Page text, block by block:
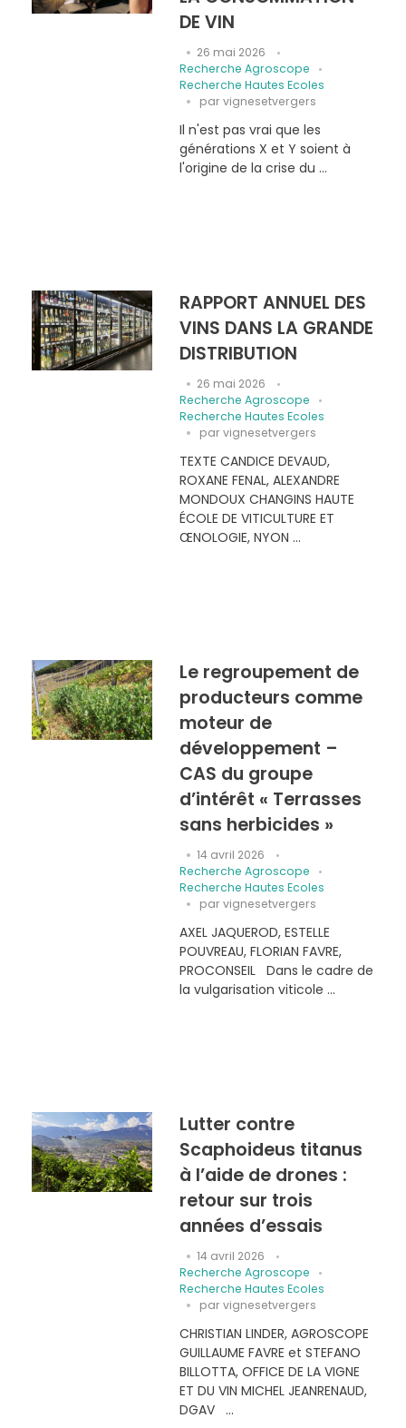
DE VIN
26 mai 2026
Recherche Agroscope
Recherche Hautes Ecoles
par vignesetvergers
Il n'est pas vrai que les
générations X et Y soient à
l'origine de la crise du ...
RAPPORT ANNUEL DES
VINS DANS LA GRANDE
DISTRIBUTION
26 mai 2026
Recherche Agroscope
Recherche Hautes Ecoles
par vignesetvergers
TEXTE CANDICE DEVAUD,
ROXANE FENAL, ALEXANDRE
MONDOUX CHANGINS HAUTE
ÉCOLE DE VITICULTURE ET
ŒNOLOGIE, NYON ...
Le regroupement de
producteurs comme
moteur de
développement –
CAS du groupe
d’intérêt « Terrasses
sans herbicides »
14 avril 2026
Recherche Agroscope
Recherche Hautes Ecoles
par vignesetvergers
AXEL JAQUEROD, ESTELLE
POUVREAU, FLORIAN FAVRE,
PROCONSEIL Dans le cadre de
la vulgarisation viticole ...
Lutter contre
Scaphoideus titanus
à l’aide de drones :
retour sur trois
années d’essais
14 avril 2026
Recherche Agroscope
Recherche Hautes Ecoles
par vignesetvergers
CHRISTIAN LINDER, AGROSCOPE
GUILLAUME FAVRE et STEFANO
BILLOTTA, OFFICE DE LA VIGNE
ET DU VIN MICHEL JEANRENAUD,
DGAV ...